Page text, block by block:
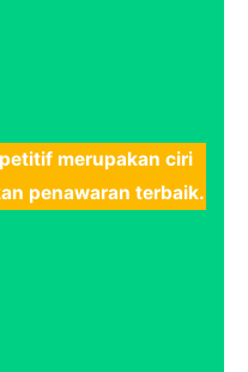
merupakan ciri
penawaran terbaik.